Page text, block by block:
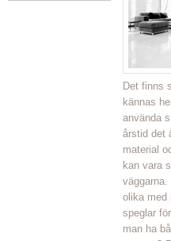
Det finns
kännas
använda
årstid det
material
kan vara
olika med
speglar
man ha